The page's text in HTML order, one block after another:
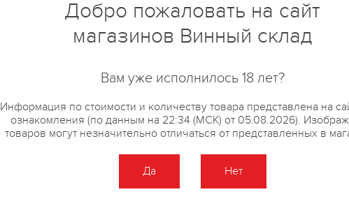
Добро пожаловать на сайт
магазинов Винный склад
Вам уже исполнилось 18 лет?
Информация по стоимости и количеству товара представлена на
ознакомления (по данным на 22:34 (МСК) от 05.08.2026).
товаров могут незначительно отличаться от представленных в
Да Нет